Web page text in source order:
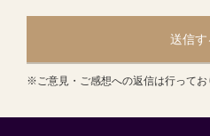
送信す
※ご意見・ご感想への返信は行ってお